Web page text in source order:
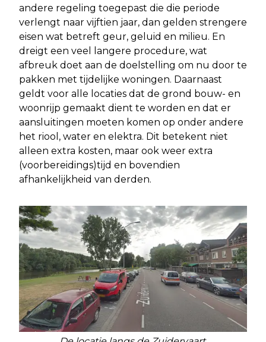
andere regeling toegepast die die periode
verlengt naar vijftien jaar, dan gelden strengere
eisen wat betreft geur, geluid en milieu. En
dreigt een veel langere procedure, wat
afbreuk doet aan de doelstelling om nu door te
pakken met tijdelijke woningen. Daarnaast
geldt voor alle locaties dat de grond bouw- en
woonrijp gemaakt dient te worden en dat er
aansluitingen moeten komen op onder andere
het riool, water en elektra. Dit betekent niet
alleen extra kosten, maar ook weer extra
(voorbereidings)tijd en bovendien
afhankelijkheid van derden.